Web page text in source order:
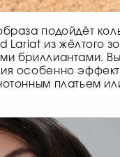
подойдёт
Lariat из жёлтого
бриллиантами.
особенно
платьем